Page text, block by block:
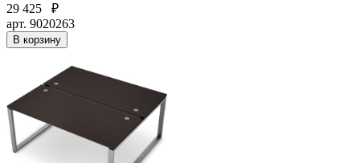
29 425
₽
арт. 9020263
В корзину